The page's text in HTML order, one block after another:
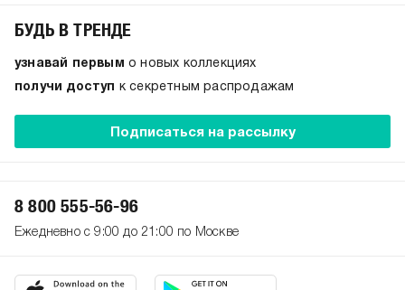
БУДЬ В ТРЕНДЕ
узнавай первым о новых коллекциях
получи доступ
к секретным распродажам
Подписаться на рассылку
8 800 555-56-96
Ежедневно с 9:00 до 21:00 по Москве